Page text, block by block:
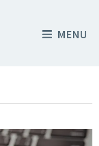
MENU